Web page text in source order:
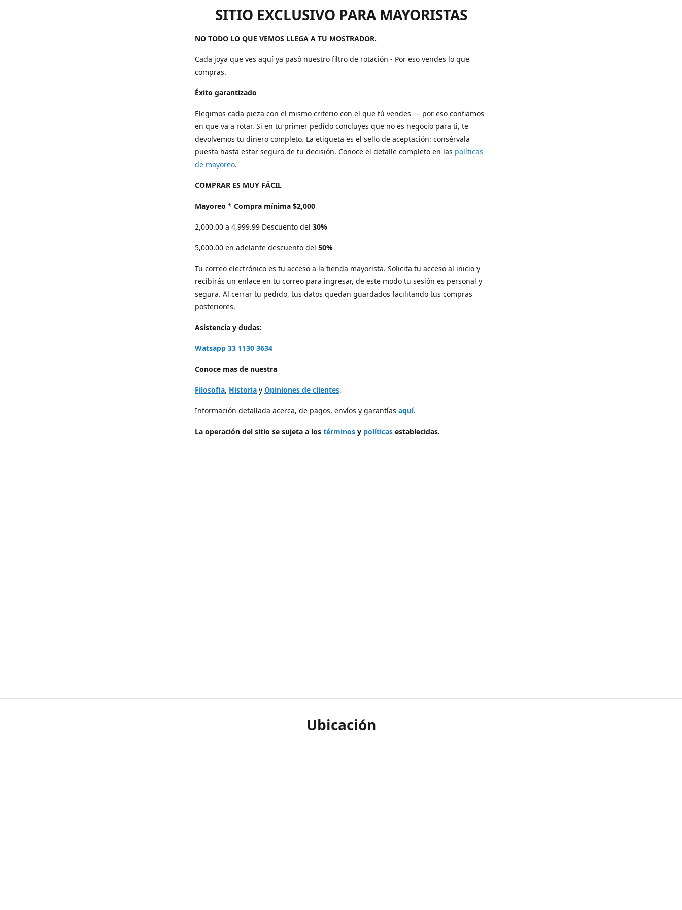
SITIO EXCLUSIVO PARA MAYORISTAS
NO TODO LO QUE VEMOS LLEGA A TU MOSTRADOR.
Cada joya que ves aquí ya pasó nuestro filtro de rotación - Por eso vendes lo que
compras.
Éxito garantizado
Elegimos cada pieza con el mismo criterio con el que tú vendes — por eso confiamos
en que va a rotar. Si en tu primer pedido concluyes que no es negocio para ti, te
devolvemos tu dinero completo. La etiqueta es el sello de aceptación: consérvala
puesta hasta estar seguro de tu decisión. Conoce el detalle completo en las políticas
de mayoreo.
COMPRAR ES MUY FÁCIL
Mayoreo * Compra mínima $2,000
2,000.00 a 4,999.99 Descuento del 30%
5,000.00 en adelante descuento del 50%
Tu correo electrónico es tu acceso a la tienda mayorista. Solicita tu acceso al inicio y
recibirás un enlace en tu correo para ingresar, de este modo tu sesión es personal y
segura. Al cerrar tu pedido, tus datos quedan guardados facilitando tus compras
posteriores.
Asistencia y dudas:
Watsapp 33 1130 3634
Conoce mas de nuestra
Filosofia, Historia y Opiniones de clientes.
Información detallada acerca, de pagos, envíos y garantías aquí.
La operación del sitio se sujeta a los términos y políticas establecidas.
Ubicación